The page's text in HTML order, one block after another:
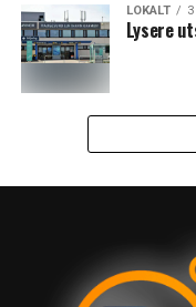
LOKALT
Lysere